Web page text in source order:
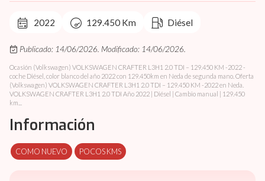
2022 129.450 Km Diésel
Publicado: 14/06/2026. Modificado: 14/06/2026.
Ocasión (Volkswagen) VOLKSWAGEN CRAFTER L3H1 2.0 TDI – 129.450 KM -2022 -
coche Diésel, color blanco del año 2022 con 129.450km en Neda de segunda mano. Oferta
(Volkswagen) VOLKSWAGEN CRAFTER L3H1 2.0 TDI – 129.450 KM -2022 en Neda.
VOLKSWAGEN CRAFTER L3H1 2.0 TDI Año 2022 | Diésel | Cambio manual | 129.450
km...
Información
COMO NUEVO POCOS KMS